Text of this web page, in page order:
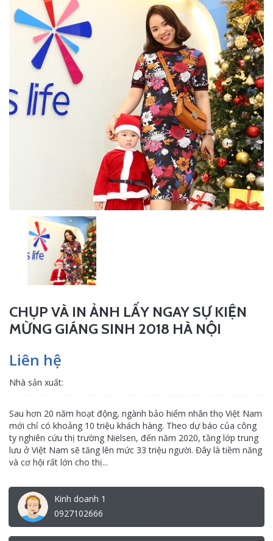
CHỤP VÀ IN ẢNH LẤY NGAY SỰ KIỆN
MỪNG GIÁNG SINH 2018 HÀ NỘI
Liên hệ
Nhà sản xuất:
Sau hơn 20 năm hoạt động, ngành bảo hiểm nhân thọ Việt Nam
mới chỉ có khoảng 10 triệu khách hàng. Theo dự báo của công
ty nghiên cứu thị trường Nielsen, đến năm 2020, tầng lớp trung
lưu ở Việt Nam sẽ tăng lên mức 33 triệu người. Đây là tiềm năng
và cơ hội rất lớn cho thị...
Kinh doanh 1
0927102666